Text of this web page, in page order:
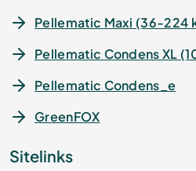
Pellematic Maxi (36-224
Pellematic Condens XL
Pellematic Condens_e
GreenFOX
Sitelinks